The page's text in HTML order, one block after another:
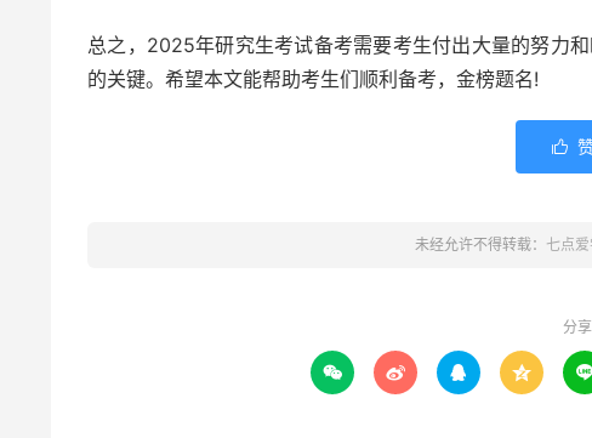
总之，2025年研究生考试备考需要考生付出大量的努力
的关键。希望本文能帮助考生们顺利备考，金榜题名!

未经允许不得转载： 七点爱
分
    